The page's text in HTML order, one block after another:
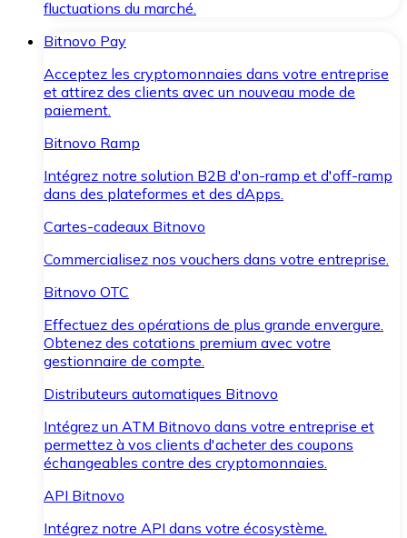
fluctuations du marché.
Bitnovo Pay
Acceptez les cryptomonnaies dans votre entreprise
et attirez des clients avec un nouveau mode de
paiement.
Bitnovo Ramp
Intégrez notre solution B2B d'on-ramp et d'off-ramp
dans des plateformes et des dApps.
Cartes-cadeaux Bitnovo
Commercialisez nos vouchers dans votre entreprise.
Bitnovo OTC
Effectuez des opérations de plus grande envergure.
Obtenez des cotations premium avec votre
gestionnaire de compte.
Distributeurs automatiques Bitnovo
Intégrez un ATM Bitnovo dans votre entreprise et
permettez à vos clients d'acheter des coupons
échangeables contre des cryptomonnaies.
API Bitnovo
Intégrez notre API dans votre écosystème.